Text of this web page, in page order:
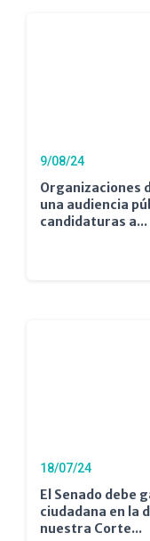
9/08/24
Organizaciones
una audiencia
candidaturas a...
18/07/24
El Senado debe
ciudadana en la
nuestra Corte...